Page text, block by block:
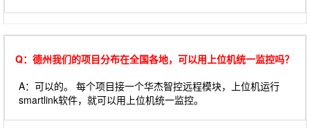
Q：德州我们的项目分布在全国各地，可以用上位机统一监控吗？
A：可以的。 每个项目接一个华杰智控远程模块，上位机运行
smartlink软件，就可以用上位机统一监控。